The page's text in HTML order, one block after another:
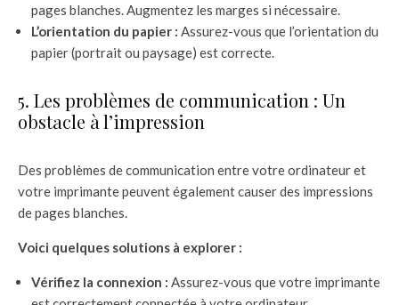
pages blanches. Augmentez les marges si nécessaire.
L’orientation du papier : Assurez-vous que l’orientation du
papier (portrait ou paysage) est correcte.
5. Les problèmes de communication : Un
obstacle à l’impression
Des problèmes de communication entre votre ordinateur et
votre imprimante peuvent également causer des impressions
de pages blanches.
Voici quelques solutions à explorer :
Vérifiez la connexion : Assurez-vous que votre imprimante